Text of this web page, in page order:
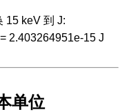
15 keV 到 J:
2.403264951e-15 J
单位